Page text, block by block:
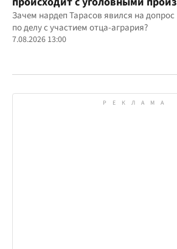
участием агробарона Тарасова?
Зачем нардеп Тарасов явился на допрос
по делу с участием отца-агрария?
7.08.2026 13:00